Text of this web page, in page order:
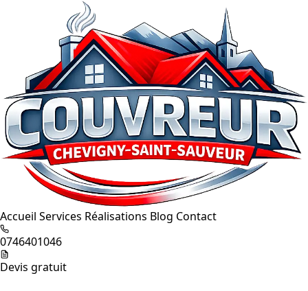
Accueil Services Réalisations Blog Contact
0746401046
Devis gratuit